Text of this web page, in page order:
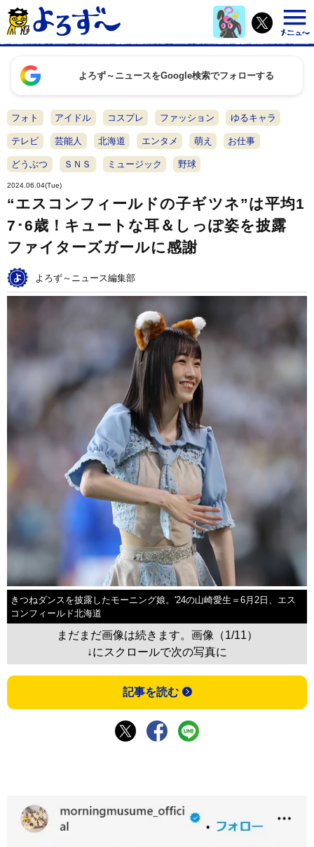
よろず～ニュースをGoogle検索でフォローする
フォト アイドル コスプレ ファッション ゆるキャラ
テレビ 芸能人 北海道 エンタメ 萌え お仕事
どうぶつ ＳＮＳ ミュージック 野球
2024.06.04(Tue)
“エスコンフィールドの子ギツネ”は平均1
7･6歳！キュートな耳＆しっぽ姿を披露
ファイターズガールに感謝
よろず～ニュース編集部
きつねダンスを披露したモーニング娘。'24の山崎愛生＝6月2日、エス
コンフィールド北海道
まだまだ画像は続きます。画像（1/11）
↓にスクロールで次の写真に
記事を読む